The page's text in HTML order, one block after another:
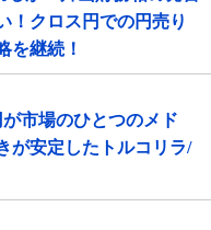
！クロス円での円売り
を継続！
市場のひとつのメド
が安定したトルコリラ/